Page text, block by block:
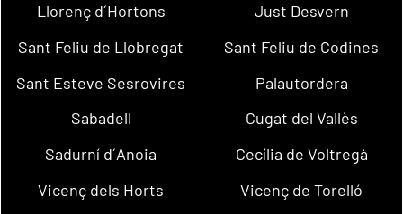
Llorenç d´Hortons
Just Desvern
Sant Feliu de Llobregat
Sant Feliu de Codines
Sant Esteve Sesrovires
Palautordera
Sabadell
Cugat del Vallès
Sadurní d´Anoia
Cecília de Voltregà
Vicenç dels Horts
Vicenç de Torelló